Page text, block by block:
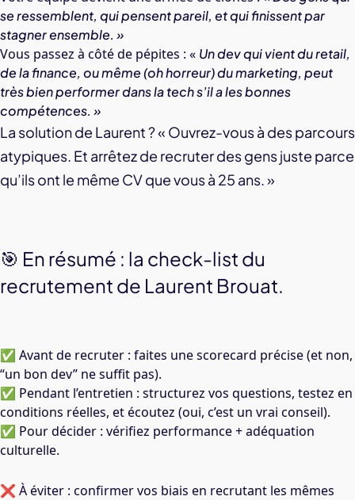
se ressemblent, qui pensent pareil, et qui finissent par
stagner ensemble. »
Vous passez à côté de pépites : « Un dev qui vient du retail,
de la finance, ou même (oh horreur) du marketing, peut
très bien performer dans la tech s’il a les bonnes
compétences. »
La solution de Laurent ? « Ouvrez-vous à des parcours
atypiques. Et arrêtez de recruter des gens juste parce
qu’ils ont le même CV que vous à 25 ans. »
🎯 En résumé : la check-list du
recrutement de Laurent Brouat.
✅ Avant de recruter : faites une scorecard précise (et non,
“un bon dev” ne suffit pas).
✅ Pendant l’entretien : structurez vos questions, testez en
conditions réelles, et écoutez (oui, c’est un vrai conseil).
✅ Pour décider : vérifiez performance + adéquation
culturelle.
❌ À éviter : confirmer vos biais en recrutant les mêmes